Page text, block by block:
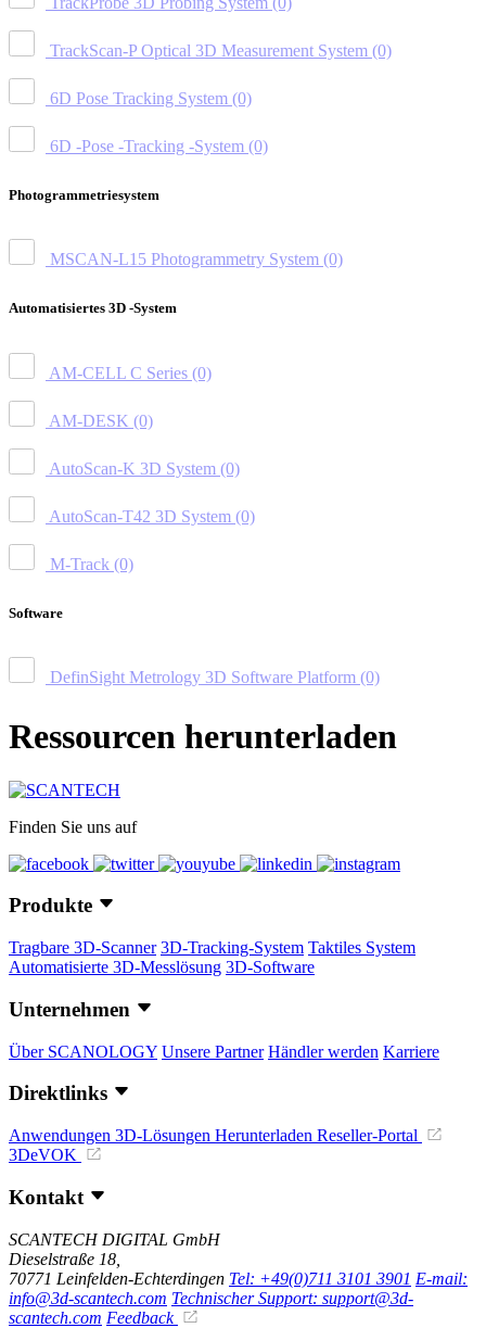
TrackScan-P Optical 3D Measurement System (0)
6D Pose Tracking System (0)
6D -Pose -Tracking -System (0)
Photogrammetriesystem
MSCAN-L15 Photogrammetry System (0)
Automatisiertes 3D -System
AM-CELL C Series (0)
AM-DESK (0)
AutoScan-K 3D System (0)
AutoScan-T42 3D System (0)
M-Track (0)
Software
DefinSight Metrology 3D Software Platform (0)
Ressourcen herunterladen
Finden Sie uns auf
Produkte
Tragbare 3D-Scanner 3D-Tracking-System Taktiles System
Automatisierte 3D-Messlösung 3D-Software
Unternehmen
Über SCANOLOGY Unsere Partner Händler werden Karriere
Direktlinks
Anwendungen 3D-Lösungen Herunterladen Reseller-Portal
3DeVOK
Kontakt
SCANTECH DIGITAL GmbH
Dieselstraße 18,
70771 Leinfelden-Echterdingen Tel: +49(0)711 3101 3901 E-mail:
info@3d-scantech.com Technischer Support: support@3d-
scantech.com Feedback